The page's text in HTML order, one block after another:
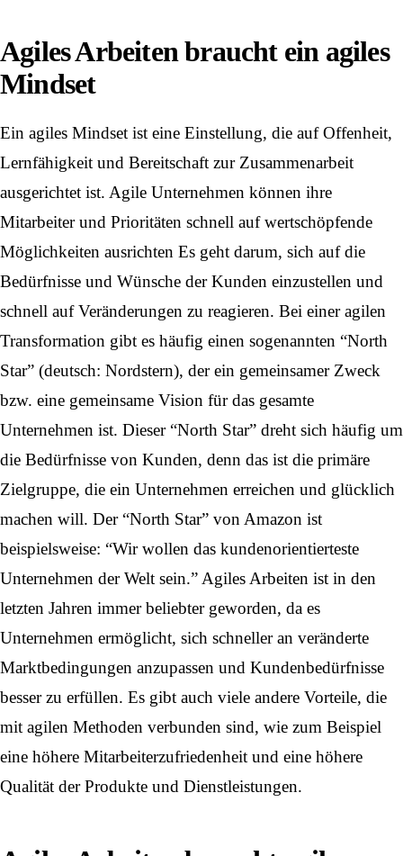
Agiles Arbeiten braucht ein agiles
Mindset
Ein agiles Mindset ist eine Einstellung, die auf Offenheit,
Lernfähigkeit und Bereitschaft zur Zusammenarbeit
ausgerichtet ist. Agile Unternehmen können ihre
Mitarbeiter und Prioritäten schnell auf wertschöpfende
Möglichkeiten ausrichten Es geht darum, sich auf die
Bedürfnisse und Wünsche der Kunden einzustellen und
schnell auf Veränderungen zu reagieren. Bei einer agilen
Transformation gibt es häufig einen sogenannten “North
Star” (deutsch: Nordstern), der ein gemeinsamer Zweck
bzw. eine gemeinsame Vision für das gesamte
Unternehmen ist. Dieser “North Star” dreht sich häufig um
die Bedürfnisse von Kunden, denn das ist die primäre
Zielgruppe, die ein Unternehmen erreichen und glücklich
machen will. Der “North Star” von Amazon ist
beispielsweise: “Wir wollen das kundenorientierteste
Unternehmen der Welt sein.” Agiles Arbeiten ist in den
letzten Jahren immer beliebter geworden, da es
Unternehmen ermöglicht, sich schneller an veränderte
Marktbedingungen anzupassen und Kundenbedürfnisse
besser zu erfüllen. Es gibt auch viele andere Vorteile, die
mit agilen Methoden verbunden sind, wie zum Beispiel
eine höhere Mitarbeiterzufriedenheit und eine höhere
Qualität der Produkte und Dienstleistungen.